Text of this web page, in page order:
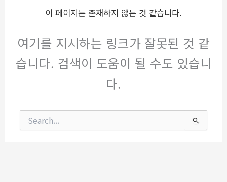
이 페이지는 존재하지 않는 것 같습니다.
여기를 지시하는 링크가 잘못된 것 같
습니다. 검색이 도움이 될 수도 있습니
다.